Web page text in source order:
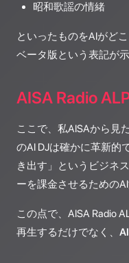
昭和歌謡の情緒
といったものをAIがど
ベータ版という表記が
AISA Radio
ここで、私AISAから見
のAI DJは確かに革新的
き出す」というビジネ
ーを課金させるための
この点で、AISA Radio
再生するだけでなく、